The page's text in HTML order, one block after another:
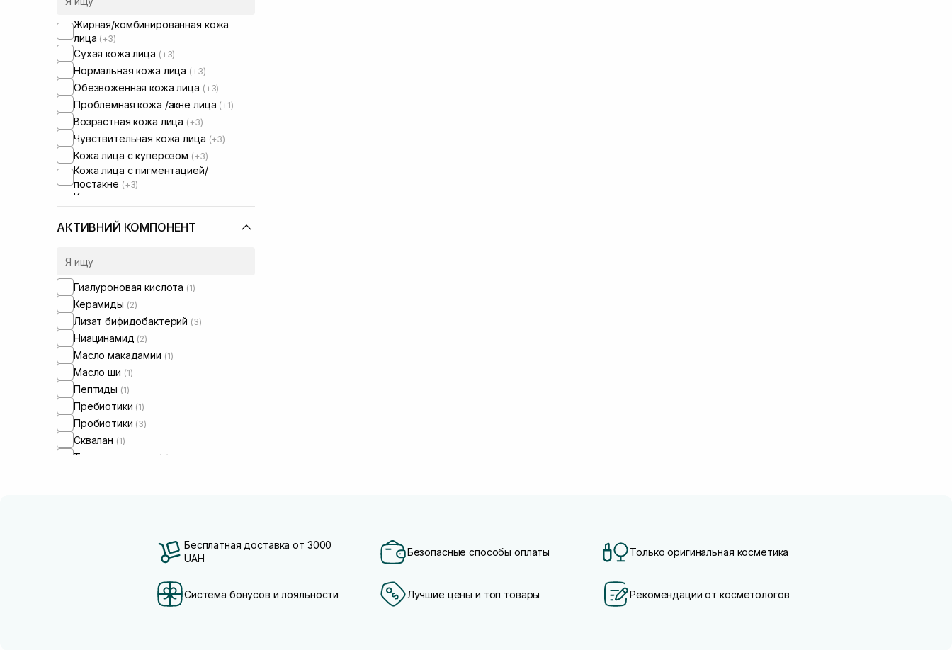
Жирная/комбинированная кожа
лица (+3)
Сухая кожа лица (+3)
Нормальная кожа лица (+3)
Обезвоженная кожа лица (+3)
Проблемная кожа /акне лица (+1)
Возрастная кожа лица (+3)
Чувствительная кожа лица (+3)
Кожа лица с куперозом (+3)
Кожа лица с пигментацией/
постакне (+3)
Кожа лица с расширенными порами
Кожа лица с нарушенным
микробиомом
АКТИВНИЙ КОМПОНЕНТ
Гиалуроновая кислота (1)
Керамиды (2)
Лизат бифидобактерий (3)
Ниацинамид (2)
Масло макадамии (1)
Масло ши (1)
Пептиды (1)
Пребиотики (1)
Пробиотики (3)
Сквалан (1)
Трипептид меди (2)
Бесплатная доставка от 3000
UAH
Безопасные способы оплаты Только оригинальная косметика
Система бонусов и лояльности Лучшие цены и топ товары Рекомендации от косметологов